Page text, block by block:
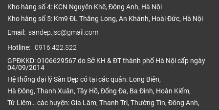
Kho hàng số 4: KCN Nguyên Khê, Đông Anh, Hà Nội
Kho hàng số 5: Km9 ĐL Thăng Long, An Khánh, Hoài Đức, Hà Nội
Email: sandep.jsc@gmail.com
Hotline: 0916.422.522
GPĐKKD: 0106629567 do Sở KH & ĐT thành phố Hà Nội cấp ngày
04/09/2014
Hệ thống đại lý Sàn Đẹp có tại các quận: Long Biên,
Hà Đông, Thanh Xuân, Tây Hồ, Đống Đa, Ba Đình, Hoàn Kiếm,
Từ Liêm… các huyện: Gia Lâm, Thanh Trì, Thường Tín, Đông Anh,